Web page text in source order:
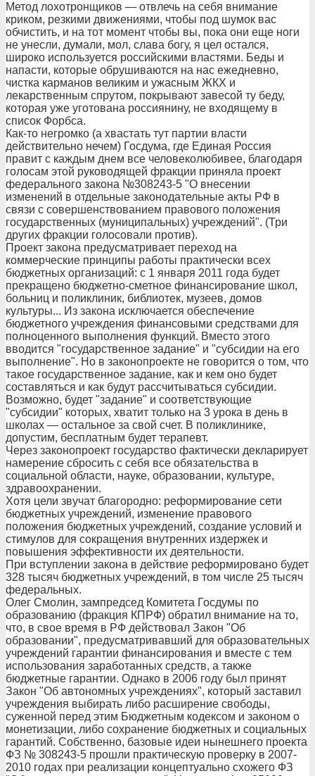
Метод лохотронщиков — отвлечь на себя внимание
криком, резкими движениями, чтобы под шумок вас
обчистить, и на тот момент чтобы вы, пока они еще ноги
не унесли, думали, мол, слава богу, я цел остался,
широко используется российскими властями. Беды и
напасти, которые обрушиваются на нас ежедневно,
чистка карманов великим и ужасным ЖКХ и
лекарственным спрутом, покрывают завесой ту беду,
которая уже уготована россиянину, не входящему в
список Форбса.
Как-то негромко (а хвастать тут партии власти
действительно нечем) Госдума, где Единая Россия
правит с каждым днем все человеколюбивее, благодаря
голосам этой руководящей фракции приняла проект
федерального закона №308243-5 "О внесении
изменений в отдельные законодательные акты РФ в
связи с совершенствованием правового положения
государственных (муниципальных) учреждений". (Три
других фракции голосовали против).
Проект закона предусматривает переход на
коммерческие принципы работы практически всех
бюджетных организаций: с 1 января 2011 года будет
прекращено бюджетно-сметное финансирование школ,
больниц и поликлиник, библиотек, музеев, домов
культуры... Из закона исключается обеспечение
бюджетного учреждения финансовыми средствами для
полноценного выполнения функций. Вместо этого
вводится "государственное задание" и "субсидии на его
выполнение". Но в законопроекте не говорится о том, что
такое государственное задание, как и кем оно будет
составляться и как будут рассчитываться субсидии.
Возможно, будет "задание" и соответствующие
"субсидии" которых, хватит только на 3 урока в день в
школах — остальное за свой счет. В поликлинике,
допустим, бесплатным будет терапевт.
Через законопроект государство фактически декларирует
намерение сбросить с себя все обязательства в
социальной области, науке, образовании, культуре,
здравоохранении.
Хотя цели звучат благородно: реформирование сети
бюджетных учреждений, изменение правового
положения бюджетных учреждений, создание условий и
стимулов для сокращения внутренних издержек и
повышения эффективности их деятельности.
При вступлении закона в действие реформировано будет
328 тысяч бюджетных учреждений, в том числе 25 тысяч
федеральных.
Олег Смолин, зампредсед Комитета Госдумы по
образованию (фракция КПРФ) обратил внимание на то,
что, в свое время в РФ действовал Закон "Об
образовании", предусматривавший для образовательных
учреждений гарантии финансирования и вместе с тем
использования заработанных средств, а также
бюджетные гарантии. Однако в 2006 году был принят
Закон "Об автономных учреждениях", который заставил
учреждения выбирать либо расширение свободы,
суженной перед этим Бюджетным кодексом и законом о
монетизации, либо сохранение бюджетных и социальных
гарантий. Собственно, базовые идеи нынешнего проекта
ФЗ № 308243-5 прошли практическую проверку в 2007-
2010 годах при реализации концептуально схожего ФЗ